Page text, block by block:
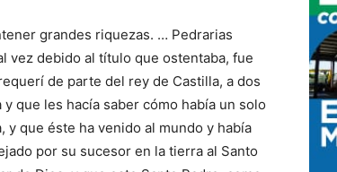
grandes riquezas. … Pedrarias
vez debido al título que ostentaba, fue
de parte del rey de Castilla, a dos
que les hacía saber cómo había un solo
y que éste ha venido al mundo y había
por su sucesor en la tierra al Santo